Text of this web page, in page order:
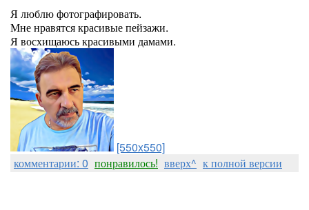
Я люблю фотографировать.
Мне нравятся красивые пейзажи.
Я восхищаюсь красивыми дамами.
[550x550]
комментарии: 0 понравилось! вверх^ к полной версии